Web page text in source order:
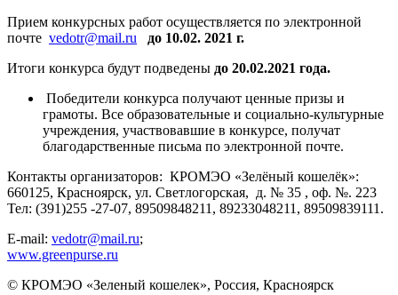
Прием конкурсных работ осуществляется по электронной
почте vedotr@mail.ru
до 10.02. 2021 г.
Итоги конкурса будут подведены до 20.02.2021 года.
Победители конкурса получают ценные призы и
грамоты. Все образовательные и социально-культурные
учреждения, участвовавшие в конкурсе, получат
благодарственные письма по электронной почте.
Контакты организаторов: КРОМЭО «Зелёный кошелёк»:
660125, Красноярск, ул. Светлогорская, д. № 35 , оф. №. 223
Тел: (391)255 -27-07, 89509848211, 89233048211, 89509839111.
E-mail: vedotr@mail.ru;
www.greenpurse.ru
© КРОМЭО «Зеленый кошелек», Россия, Красноярск